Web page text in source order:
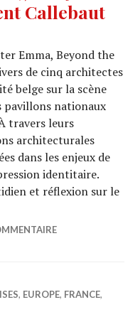
Callebaut
Emma, Beyond the
de cinq architectes
belge sur la scène
nationaux
travers leurs
architecturales
dans les enjeux de
identitaire.
et réflexion sur le
URBAIN (20/07) :
, EUROPE, FRANCE,